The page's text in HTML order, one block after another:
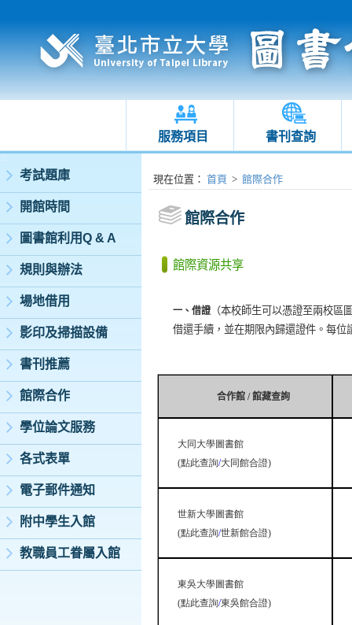
服務項目 書刊查詢
:::
考試題庫
開館時間
圖書館利用Q & A
規則與辦法
場地借用
影印及掃描設備
書刊推薦
館際合作
學位論文服務
各式表單
電子郵件通知
附中學生入館
教職員工眷屬入館
:::現在位置 ： 首頁 > 館際合作
館際合作
館際資源共享
一、借證（本校師生可以憑證至兩校區
借還手續，並在期限內歸還證件。每位
合作館/館藏查詢
大同大學圖書館
(點此查詢/大同館合證)
世新大學圖書館
(點此查詢/世新館合證)
東吳大學圖書館
(點此查詢/東吳館合證)